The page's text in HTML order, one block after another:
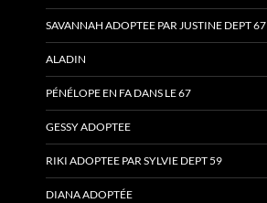
SAVANNAH ADOPTEE PAR JUSTINE DEPT 67
ALADIN
PÉNÉLOPE EN FA DANS LE 67
GESSY ADOPTEE
RIKI ADOPTEE PAR SYLVIE DEPT 59
DIANA ADOPTÉE